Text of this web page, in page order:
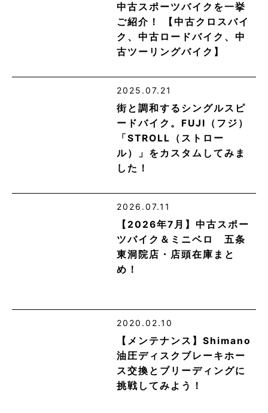
中古スポーツバイクを一挙
ご紹介！ 【中古クロスバイ
ク、中古ロードバイク、中
古ツーリングバイク】
2025.07.21
街と調和するシングルスピ
ードバイク。FUJI（フジ）
「STROLL（ストロー
ル）」をカスタムしてみま
した！
2026.07.11
【2026年7月】中古スポー
ツバイク＆ミニベロ 五条
東洞院店・店頭在庫まと
め！
2020.02.10
【メンテナンス】Shimano
油圧ディスクブレーキホー
ス交換とブリーディングに
挑戦してみよう！